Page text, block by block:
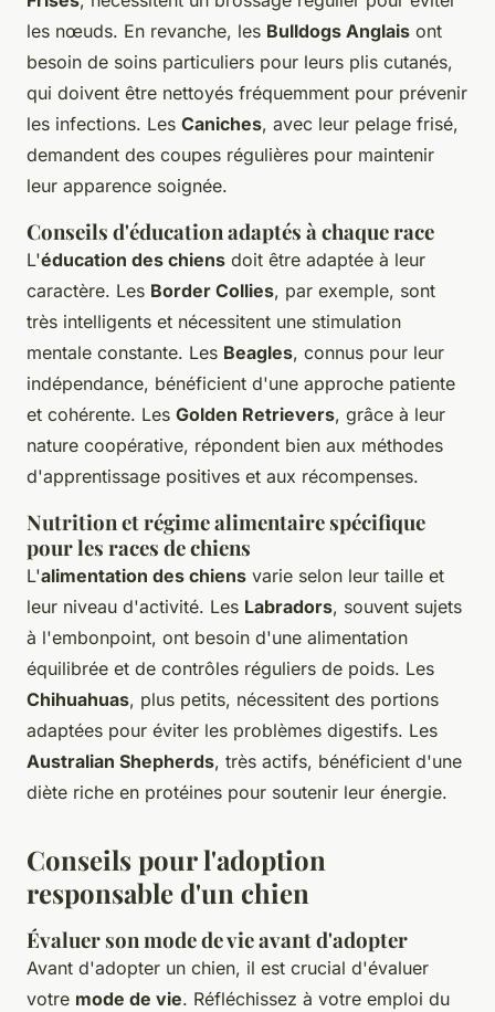
les nœuds. En revanche, les Bulldogs Anglais ont
besoin de soins particuliers pour leurs plis cutanés,
qui doivent être nettoyés fréquemment pour prévenir
les infections. Les Caniches, avec leur pelage frisé,
demandent des coupes régulières pour maintenir
leur apparence soignée.
Conseils d'éducation adaptés à chaque race
L'éducation des chiens doit être adaptée à leur
caractère. Les Border Collies, par exemple, sont
très intelligents et nécessitent une stimulation
mentale constante. Les Beagles, connus pour leur
indépendance, bénéficient d'une approche patiente
et cohérente. Les Golden Retrievers, grâce à leur
nature coopérative, répondent bien aux méthodes
d'apprentissage positives et aux récompenses.
Nutrition et régime alimentaire spécifique
pour les races de chiens
L'alimentation des chiens varie selon leur taille et
leur niveau d'activité. Les Labradors, souvent sujets
à l'embonpoint, ont besoin d'une alimentation
équilibrée et de contrôles réguliers de poids. Les
Chihuahuas, plus petits, nécessitent des portions
adaptées pour éviter les problèmes digestifs. Les
Australian Shepherds, très actifs, bénéficient d'une
diète riche en protéines pour soutenir leur énergie.
Conseils pour l'adoption
responsable d'un chien
Évaluer son mode de vie avant d'adopter
Avant d'adopter un chien, il est crucial d'évaluer
votre mode de vie. Réfléchissez à votre emploi du